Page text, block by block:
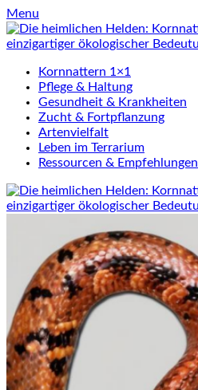
Skip
to
content
Menu
Kornnattern 1×1
Pflege & Haltung
Gesundheit & Krankheiten
Zucht & Fortpflanzung
Artenvielfalt
Leben im Terrarium
Ressourcen & Empfehlungen